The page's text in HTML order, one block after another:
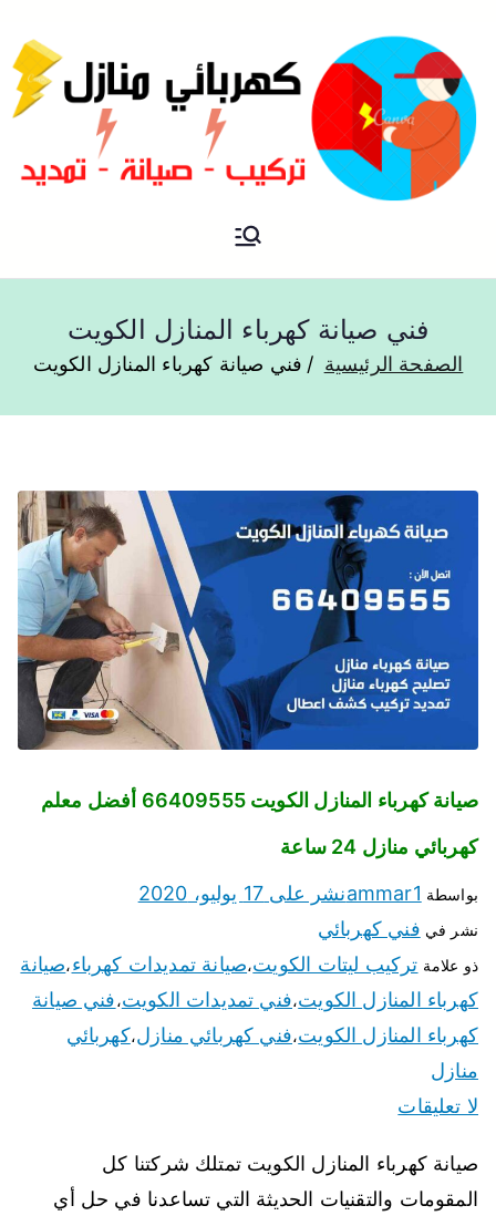
فني كهربائي منازل الكويت
فني صيانة كهرباء المنازل الكويت
الصفحة الرئيسية فني صيانة كهرباء المنازل الكويت
صيانة كهرباء المنازل الكويت 66409555 أفضل معلم
كهربائي منازل 24 ساعة
بواسطة ammar1نشر على 17 يوليو، 2020
نشر في فني كهربائي
ذو علامة تركيب ليتات الكويت،صيانة تمديدات كهرباء،صيانة
كهرباء المنازل الكويت،فني تمديدات الكويت،فني صيانة
كهرباء المنازل الكويت،فني كهربائي منازل،كهربائي
منازل
لا تعليقات
صيانة كهرباء المنازل الكويت تمتلك شركتنا كل
المقومات والتقنيات الحديثة التي تساعدنا في حل أي